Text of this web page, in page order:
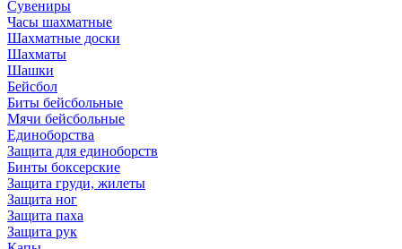
Сувениры
Часы шахматные
Шахматные доски
Шахматы
Шашки
Бейсбол
Биты бейсбольные
Мячи бейсбольные
Единоборства
Защита для единоборств
Бинты боксерские
Защита груди, жилеты
Защита ног
Защита паха
Защита рук